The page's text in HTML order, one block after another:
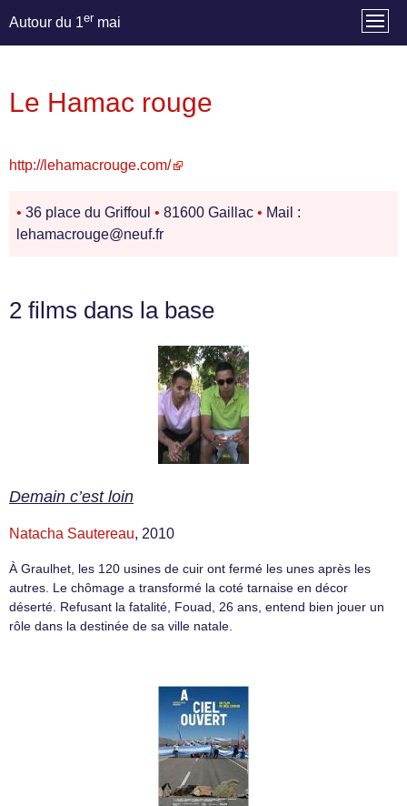
Autour du 1er mai
Le Hamac rouge
http://lehamacrouge.com/
• 36 place du Griffoul • 81600 Gaillac • Mail :
lehamacrouge@neuf.fr
2 films dans la base
Demain c’est loin
Natacha Sautereau, 2010
À Graulhet, les 120 usines de cuir ont fermé les unes après les
autres. Le chômage a transformé la coté tarnaise en décor
déserté. Refusant la fatalité, Fouad, 26 ans, entend bien jouer un
rôle dans la destinée de sa ville natale.